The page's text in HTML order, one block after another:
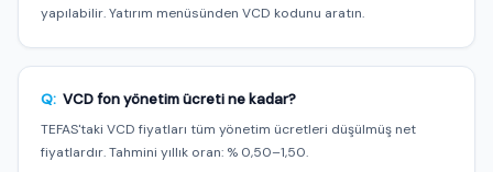
yapılabilir. Yatırım menüsünden VCD kodunu aratın.
Q: VCD fon yönetim ücreti ne kadar?
TEFAS'taki VCD fiyatları tüm yönetim ücretleri düşülmüş net
fiyatlardır. Tahmini yıllık oran: % 0,50–1,50.